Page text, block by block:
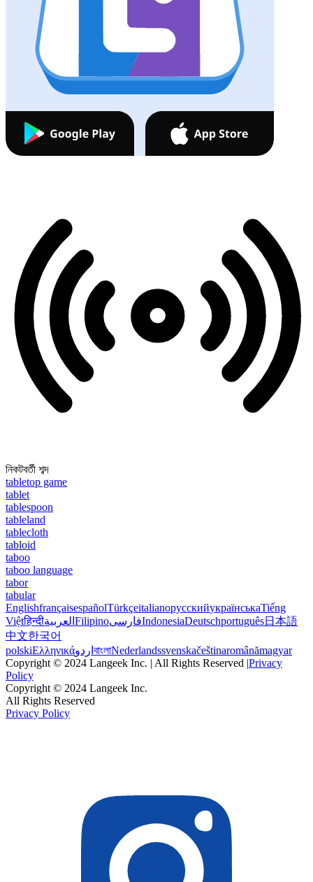
নিকটবর্তী শব্দ
tabletop game
tablet
tablespoon
tableland
tablecloth
tabloid
taboo
taboo language
tabor
tabular
EnglishfrançaisespañolTürkçeitalianoрусскийукраїнськаTiếng
Việtहिन्दीالعربية FilipinoفارسیIndonesiaDeutschportuguês日本語
中文한국어
polskiΕλληνικάاردو বাংলাNederlandssvenskačeštinaromânămagyar
Copyright © 2024 Langeek Inc. | All Rights Reserved |Privacy
Policy
Copyright © 2024 Langeek Inc.
All Rights Reserved
Privacy Policy